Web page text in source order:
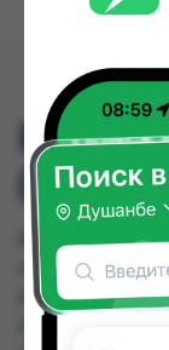
ВИТ Е
ВИТ Е КАПС
заказать в
АЗИЗ ВАКО ,